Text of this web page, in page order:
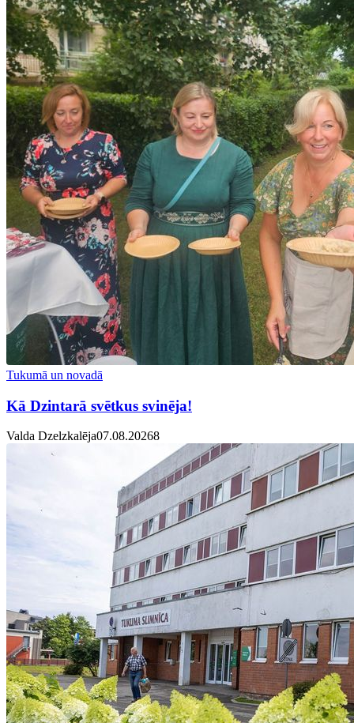
Tukumā un novadā
Kā Dzintarā svētkus svinēja!
Valda Dzelzkalēja07.08.20268